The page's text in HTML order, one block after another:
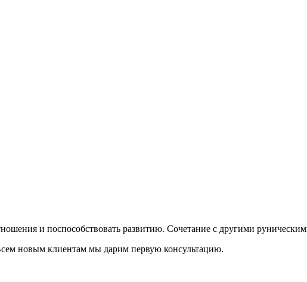
и поспособствовать развитию. Сочетание с другими
новым клиентам мы дарим первую консультацию.